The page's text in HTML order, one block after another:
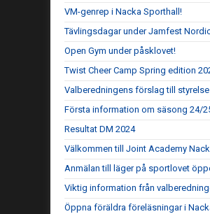
VM-genrep i Nacka Sporthall!
Tävlingsdagar under Jamfest
Open Gym under påsklovet!
Twist Cheer Camp Spring edition
Valberedningens förslag till styrelse
Första information om säsong 24/
Resultat DM 2024
Välkommen till Joint Academy
Anmälan till läger på sportlovet
Viktig information från
Öppna föräldra föreläsningar i